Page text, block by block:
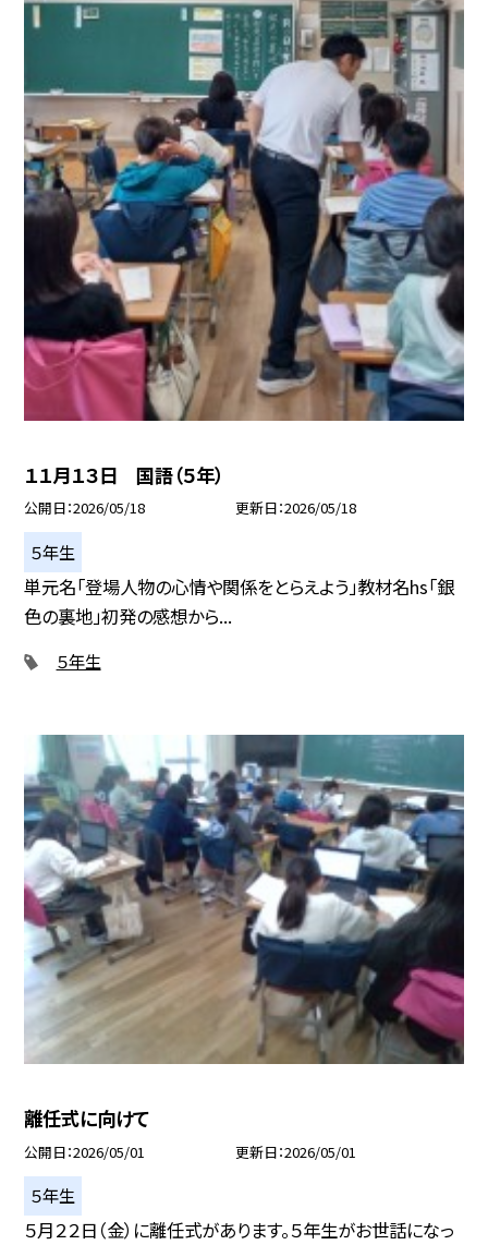
１１月１３日 国語（５年）
公開日 2026/05/18 更新日 2026/05/18
５年生
単元名「登場人物の心情や関係をとらえよう」教材名hs「銀
色の裏地」初発の感想から...
５年生
離任式に向けて
公開日 2026/05/01 更新日 2026/05/01
５年生
５月２２日（金）に離任式があります。５年生がお世話になっ